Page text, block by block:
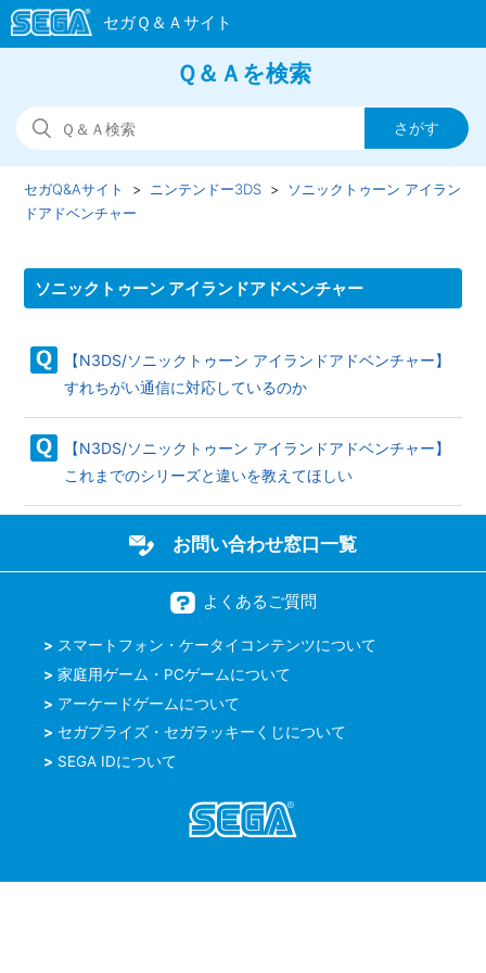
Ｑ＆Ａを検索
セガQ&Aサイト ニンテンドー3DS
ソニックトゥーン アイラン
ドアドベンチャー
ソニックトゥーン アイランドアドベンチャー
【N3DS/ソニックトゥーン アイランドアドベンチャー】
すれちがい通信に対応しているのか
【N3DS/ソニックトゥーン アイランドアドベンチャー】
これまでのシリーズと違いを教えてほしい
お問い合わせ窓口一覧
よくあるご質問
スマートフォン・ケータイコンテンツについて
家庭用ゲーム・PCゲームについて
アーケードゲームについて
セガプライズ・セガラッキーくじについて
SEGA IDについて